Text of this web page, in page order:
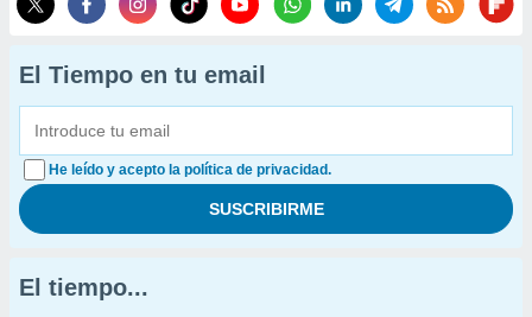
El Tiempo en tu email
He leído y acepto la política de privacidad.
El tiempo...